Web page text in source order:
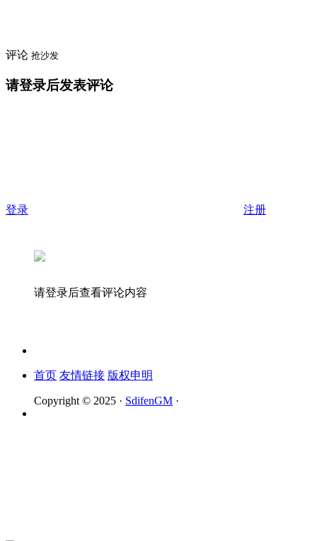
评论 抢沙发
请登录后发表评论
登录 注册
请登录后查看评论内容
首页 友情链接 版权申明
Copyright © 2025 · SdifenGM ·